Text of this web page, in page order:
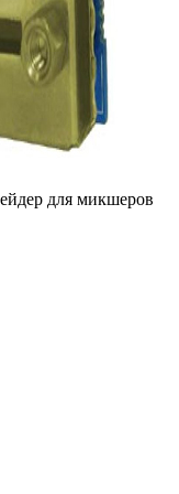
для микшеров